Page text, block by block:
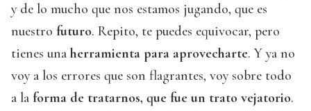
y de lo mucho que nos estamos jugando, que es
nuestro futuro. Repito, te puedes equivocar, pero
tienes una herramienta para aprovecharte. Y ya no
voy a los errores que son flagrantes, voy sobre todo
a la forma de tratarnos, que fue un trato vejatorio.